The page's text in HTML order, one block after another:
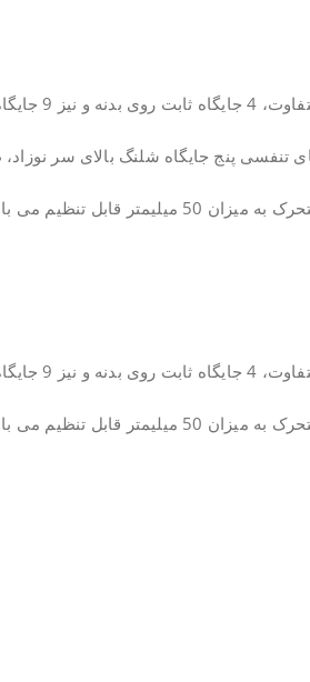
شده است.
تنفسی پنج جایگاه شلنگ بالای سر
قابل تنظیم می باشد.
شده است.
قابل تنظیم می باشد.